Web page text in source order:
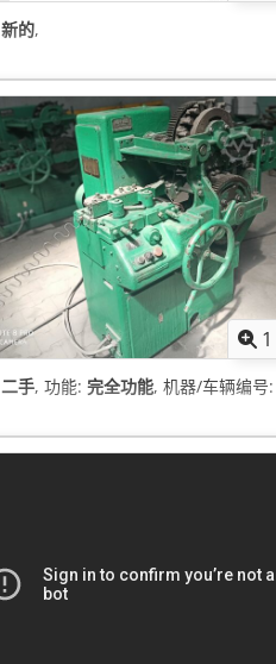
新的,
1
二手, 功能: 完全功能, 机器/车辆编号: